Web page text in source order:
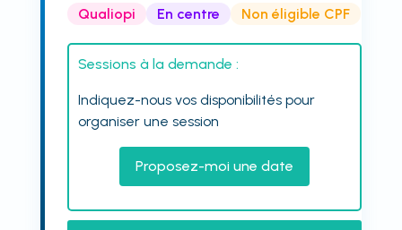
Qualiopi En centre Non éligible CPF
Sessions à la demande :
Indiquez-nous vos disponibilités pour
organiser une session
Proposez-moi une date